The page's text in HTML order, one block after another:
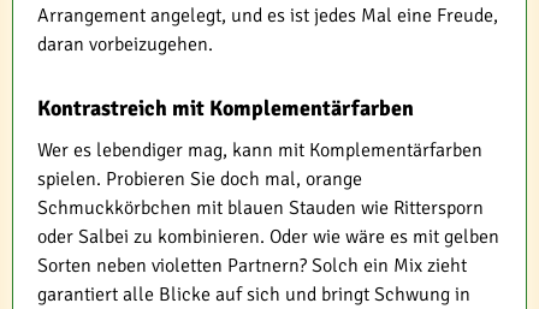
Arrangement angelegt, und es ist jedes Mal eine Freude,
daran vorbeizugehen.
Kontrastreich mit Komplementärfarben
Wer es lebendiger mag, kann mit Komplementärfarben
spielen. Probieren Sie doch mal, orange
Schmuckkörbchen mit blauen Stauden wie Rittersporn
oder Salbei zu kombinieren. Oder wie wäre es mit gelben
Sorten neben violetten Partnern? Solch ein Mix zieht
garantiert alle Blicke auf sich und bringt Schwung in